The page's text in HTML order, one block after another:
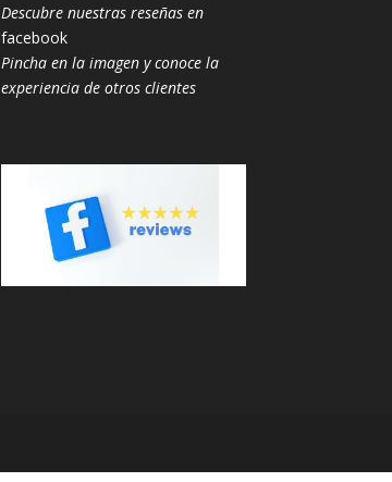
Descubre nuestras reseñas en
facebook
Pincha en la imagen y conoce la
experiencia de otros clientes